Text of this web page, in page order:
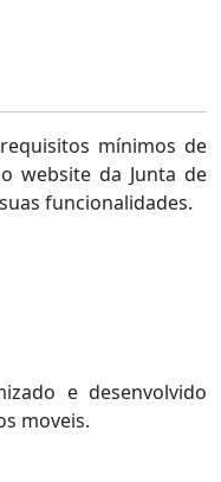
mínimos de
website da Junta de
funcionalidades.
e desenvolvido
moveis.